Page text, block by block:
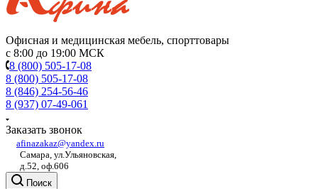
Офисная и медицинская мебель, спорттовары
с 8:00 до 19:00 МСК
8 (800) 505-17-08
8 (800) 505-17-08
8 (846) 254-56-46
8 (937) 07-49-061
Заказать звонок
afinazakaz@yandex.ru
Самара, ул.Ульяновская,
д.52, оф.606
Поиск